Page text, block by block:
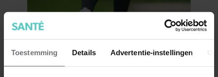
Toestemming Details Advertentie-instellingen